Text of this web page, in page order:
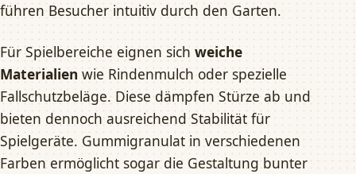
führen Besucher intuitiv durch den Garten.
Für Spielbereiche eignen sich weiche
Materialien wie Rindenmulch oder spezielle
Fallschutzbeläge. Diese dämpfen Stürze ab und
bieten dennoch ausreichend Stabilität für
Spielgeräte. Gummigranulat in verschiedenen
Farben ermöglicht sogar die Gestaltung bunter